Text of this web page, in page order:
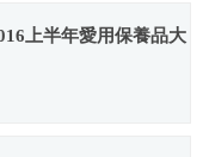
上半年愛用保養品大